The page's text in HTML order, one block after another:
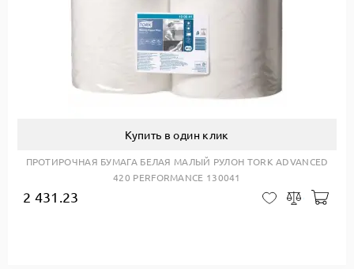
Купить в один клик
ПРОТИРОЧНАЯ БУМАГА БЕЛАЯ МАЛЫЙ РУЛОН TORK ADVANCED
420 PERFORMANCE 130041
2 431.23 В закладки
Сравнить